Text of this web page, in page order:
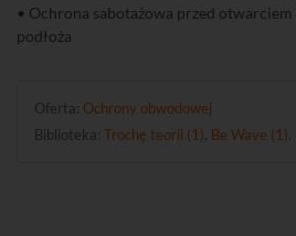
• Ochrona sabotażowa przed
podłoża
Oferta: Ochrony obwodowej
Biblioteka: Trochę teorii (1) Be Wave (1)